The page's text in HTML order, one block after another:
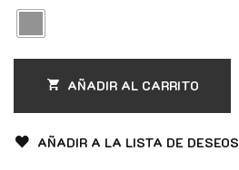
AÑADIR AL CARRITO
AÑADIR A LA LISTA DE DESEOS